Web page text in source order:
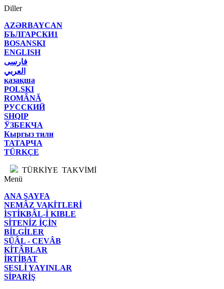
Diller
AZӘRBAYCAN
БЪЛГАРСКИ1
BOSANSKI
ENGLISH
فارسی
العربي
қазақша
POLSKI
ROMÂNĂ
РУССКИЙ
SHQIP
ЎЗБЕКЧА
Кыргыз тили
ТАТАРЧА
TÜRKÇE
TÜRKİYE TAKVİMİ
Menü
ANA SAYFA
NEMÂZ VAKİTLERİ
İSTİKBÂL-İ KIBLE
SİTENİZ İÇİN
BİLGİLER
SÜÂL - CEVÂB
KİTÂBLAR
İRTİBAT
SESLİ YAYINLAR
SİPARİŞ